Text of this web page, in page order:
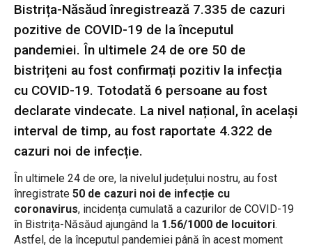
Bistrița-Năsăud înregistrează 7.335 de cazuri
pozitive de COVID-19 de la începutul
pandemiei. În ultimele 24 de ore 50 de
bistrițeni au fost confirmați pozitiv la infecția
cu COVID-19. Totodată 6 persoane au fost
declarate vindecate. La nivel național, în același
interval de timp, au fost raportate 4.322 de
cazuri noi de infecție.
În ultimele 24 de ore, la nivelul județului nostru, au fost
înregistrate 50 de cazuri noi de infecție cu
coronavirus, incidența cumulată a cazurilor de COVID-19
în Bistrița-Năsăud ajungând la 1.56/1000 de locuitori.
Astfel, de la începutul pandemiei până în acest moment